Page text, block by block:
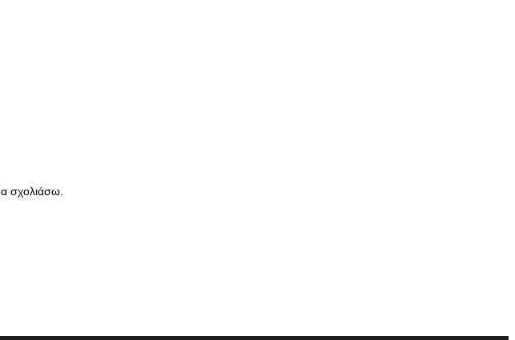
σχολιάσω.